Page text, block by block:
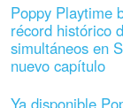
Poppy Playtime
récord histórico
simultáneos en
nuevo capítulo
Ya disponible